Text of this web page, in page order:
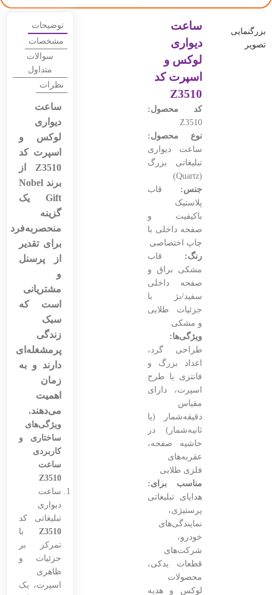
بزرگنمایی
تصویر
ساعت
دیواری
لوکس و
اسپرت کد
Z3510
کد محصول:
Z3510
نوع محصول:
ساعت دیواری
تبلیغاتی بزرگ
(Quartz)
جنس: قاب
پلاستیک
باکیفیت و
صفحه داخلی با
چاپ اختصاصی
رنگ: قاب
مشکی براق و
صفحه داخلی
سفید/بژ با
جزئیات طلایی
و مشکی
ویژگی‌ها:
طراحی گرد،
اعداد بزرگ و
فانتزی با طرح
اسپرت، دارای
مقیاس
دقیقه‌شمار (یا
ثانیه‌شمار) در
حاشیه صفحه،
عقربه‌های
فلزی طلایی
مناسب برای:
هدایای تبلیغاتی
پرستیژی،
نمایندگی‌های
خودرو،
شرکت‌های
قطعات یدکی،
محصولات
لوکس و هدیه
توضیحات
مشخصات
سوالات
متداول
نظرات
ساعت
دیواری
لوکس و
اسپرت کد
Z3510 از
برند Nobel
Gift یک
گزینه
منحصربه‌فرد
برای تقدیر
از پرسنل
و
مشتریانی
است که
سبک
زندگی
پرمشغله‌ای
دارند و به
زمان
اهمیت
می‌دهند.
ویژگی‌های
ساختاری و
کاربردی
ساعت
Z3510
ساعت
دیواری
تبلیغاتی کد
Z3510با
تمرکز بر
جزئیات و
ظاهری
اسپرت، یک